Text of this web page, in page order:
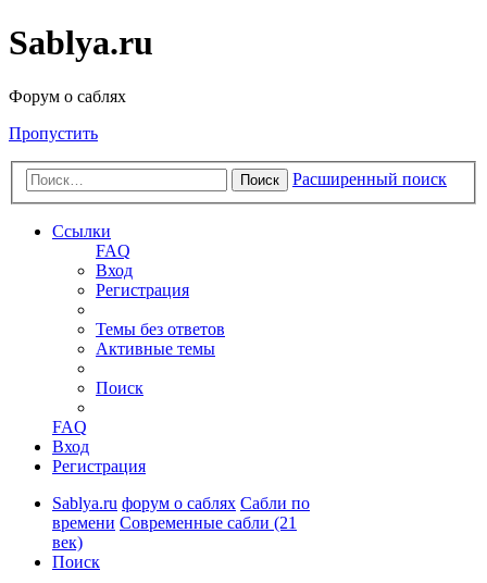
Sablya.ru
Форум о саблях
Пропустить
Поиск Расширенный поиск
Ссылки
FAQ
Вход
Регистрация
Темы без ответов
Активные темы
Поиск
FAQ
Вход
Регистрация
Sablya.ru форум о саблях Сабли по
времени Современные сабли (21
век)
Поиск